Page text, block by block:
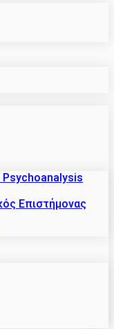
Psychoanalysis
Επιστήμονας